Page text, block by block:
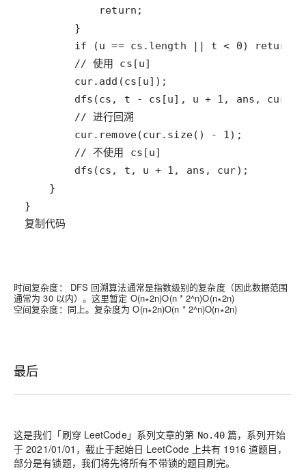
复制代码
时间复杂度： DFS 回溯算法通常是指数级别的复杂度（因此数据范围
通常为 30 以内）。这里暂定 O(n∗2n)O(n * 2^n)O(n∗2n)
空间复杂度：同上。复杂度为O(n∗2n)O(n * 2^n)O(n∗2n)
最后
这是我们「刷穿 LeetCode」系列文章的第 No.40 篇，系列开始
于 2021/01/01，截止于起始日 LeetCode 上共有 1916 道题目，
部分是有锁题，我们将先将所有不带锁的题目刷完。